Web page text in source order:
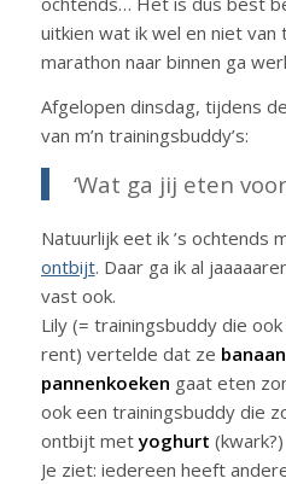
uitkien wat ik wel en niet
marathon naar binnen ga
Afgelopen dinsdag, tijdens
van m’n trainingsbuddy’s:
‘Wat ga jij eten
Natuurlijk eet ik ’s ochtends
ontbijt. Daar ga ik al
vast ook.
Lily (= trainingsbuddy die
rent) vertelde dat ze
pannenkoeken gaat eten
ook een trainingsbuddy die
ontbijt metyoghurt
Je ziet: iedereen heeft